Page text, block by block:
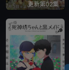
更新第02集